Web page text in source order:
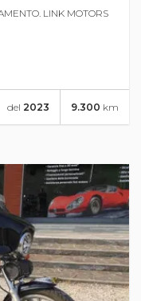
LINK MOTORS
9.300 km
del 2023